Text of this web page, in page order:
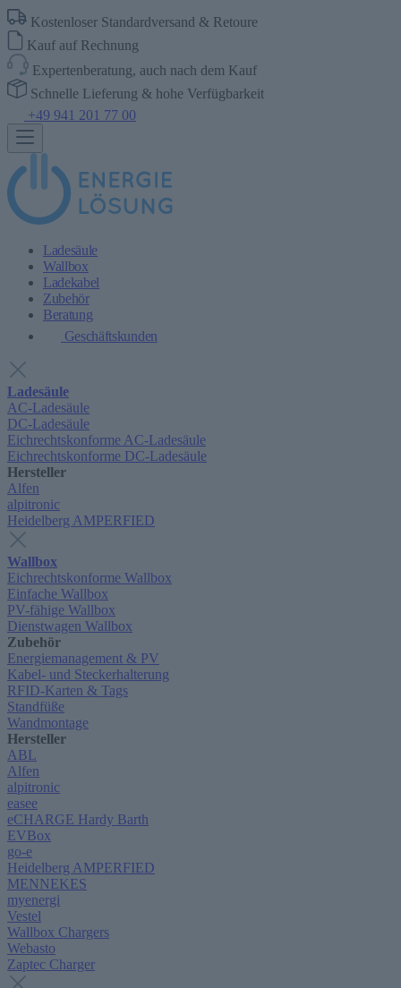
Kostenloser Standardversand & Retoure
Kauf auf Rechnung
Expertenberatung, auch nach dem Kauf
Schnelle Lieferung & hohe Verfügbarkeit
+49 941 201 77 00
Ladesäule
Wallbox
Ladekabel
Zubehör
Beratung
Geschäftskunden
Ladesäule
AC-Ladesäule
DC-Ladesäule
Eichrechtskonforme AC-Ladesäule
Eichrechtskonforme DC-Ladesäule
Hersteller
Alfen
alpitronic
Heidelberg AMPERFIED
Wallbox
Eichrechtskonforme Wallbox
Einfache Wallbox
PV-fähige Wallbox
Dienstwagen Wallbox
Zubehör
Energiemanagement & PV
Kabel- und Steckerhalterung
RFID-Karten & Tags
Standfüße
Wandmontage
Hersteller
ABL
Alfen
alpitronic
easee
eCHARGE Hardy Barth
EVBox
go-e
Heidelberg AMPERFIED
MENNEKES
myenergi
Vestel
Wallbox Chargers
Webasto
Zaptec Charger